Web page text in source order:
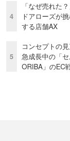
4
「なぜ売れた
ドアローズが
する店舗AX
5
コンセプトの
急成長中の「
ORIBA」のEC